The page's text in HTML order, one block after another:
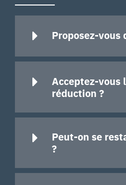
Proposez-vous
Acceptez-vous
réduction ?
Peut-on se
?